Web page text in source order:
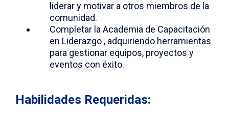
liderar y motivar a otros miembros de la
comunidad.
Completar la Academia de Capacitación
en Liderazgo , adquiriendo herramientas
para gestionar equipos, proyectos y
eventos con éxito.
Habilidades Requeridas: